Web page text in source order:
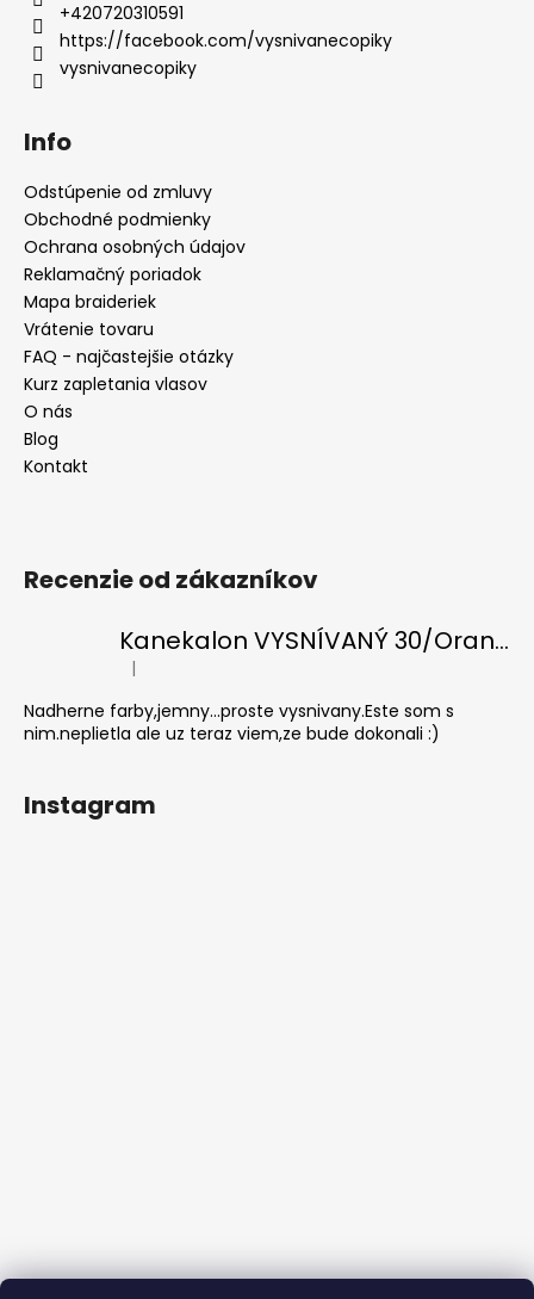
+420720310591
https://facebook.com/vysnivanecopiky
vysnivanecopiky
Info
Odstúpenie od zmluvy
Obchodné podmienky
Ochrana osobných údajov
Reklamačný poriadok
Mapa braideriek
Vrátenie tovaru
FAQ - najčastejšie otázky
Kurz zapletania vlasov
O nás
Blog
Kontakt
Recenzie od zákazníkov
Kanekalon VYSNÍVANÝ 30/Orange-s/White
Hodnotenie produktu je 5 z 5 hviezdičiek.
|
Nadherne farby,jemny...proste vysnivany.Este som s
nim.neplietla ale uz teraz viem,ze bude dokonali :)
Instagram